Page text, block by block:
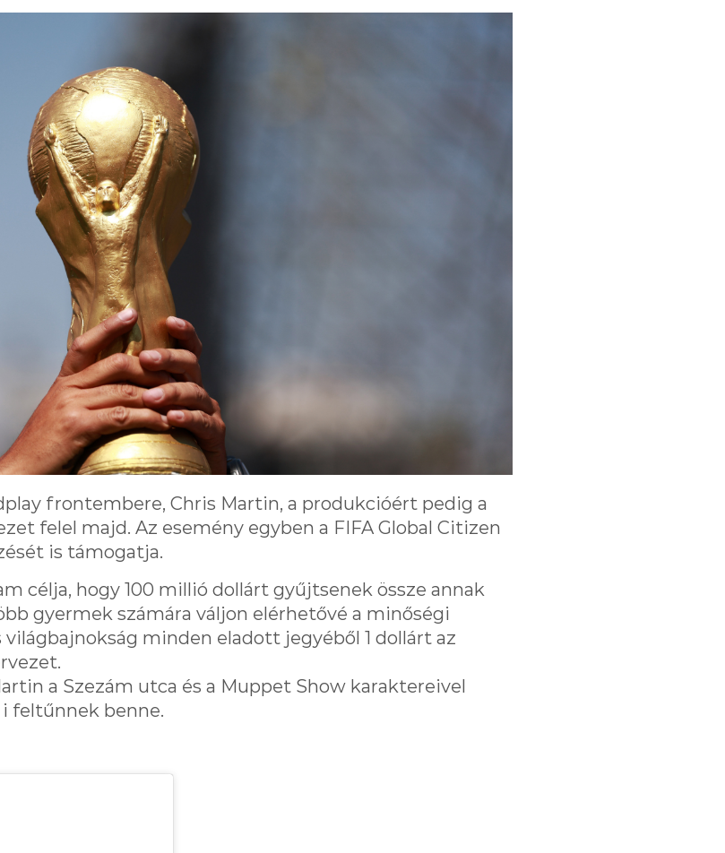
frontembere, Chris Martin, a produkcióért pedig a
felel majd. Az esemény egyben a FIFA Global Citizen
is támogatja.
célja, hogy 100 millió dollárt gyűjtsenek össze annak
gyermek számára váljon elérhetővé a minőségi
világbajnokság minden eladott jegyéből 1 dollárt az
a Szezám utca és a Muppet Show karaktereivel
feltűnnek benne.